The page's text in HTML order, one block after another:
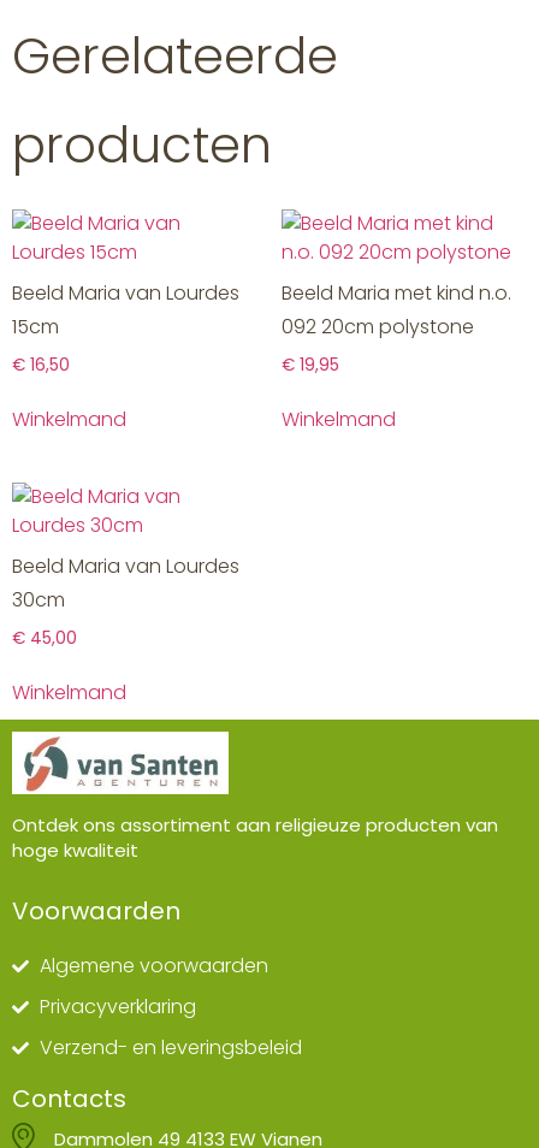
Gerelateerde
producten
Beeld Maria van Lourdes
15cm
€ 16,50
Winkelmand
Beeld Maria met kind n.o.
092 20cm polystone
€ 19,95
Winkelmand
Beeld Maria van Lourdes
30cm
€ 45,00
Winkelmand
Ontdek ons assortiment aan religieuze producten van
hoge kwaliteit
Voorwaarden
Algemene voorwaarden
Privacyverklaring
Verzend- en leveringsbeleid
Contacts
Dammolen 49 4133 EW Vianen